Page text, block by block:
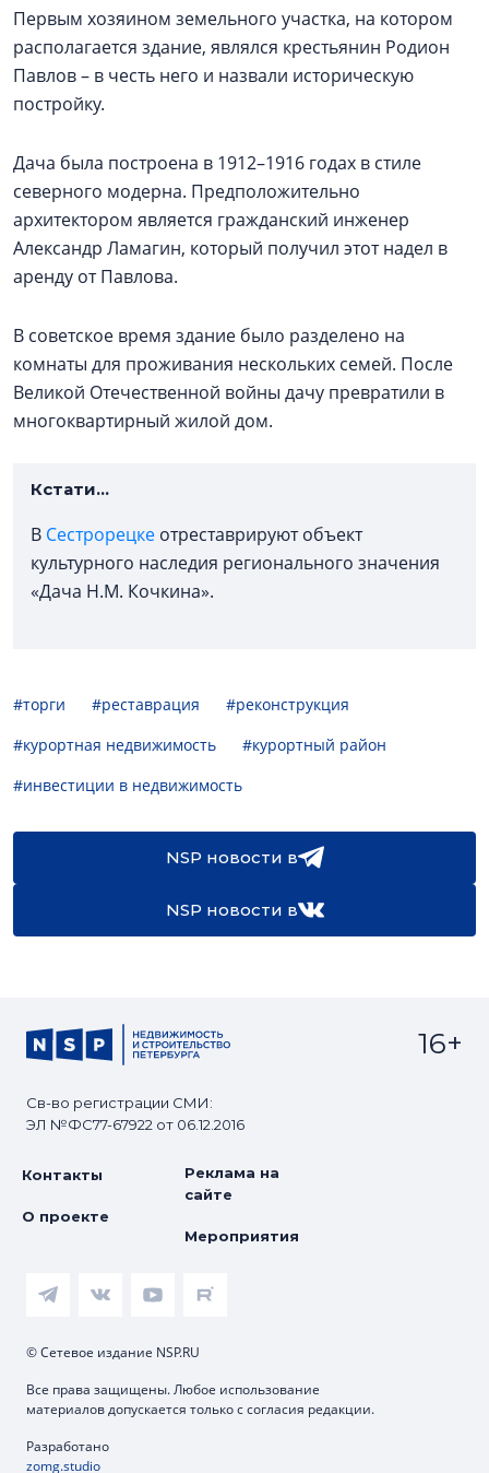
Первым хозяином земельного участка, на котором
располагается здание, являлся крестьянин Родион
Павлов – в честь него и назвали историческую
постройку.
Дача была построена в 1912–1916 годах в стиле
северного модерна. Предположительно
архитектором является гражданский инженер
Александр Ламагин, который получил этот надел в
аренду от Павлова.
В советское время здание было разделено на
комнаты для проживания нескольких семей. После
Великой Отечественной войны дачу превратили в
многоквартирный жилой дом.
Кстати...
В Сестрорецке отреставрируют объект
культурного наследия регионального значения
«Дача Н.М. Кочкина».
#торги #реставрация
#реконструкция
#курортная недвижимость
#курортный район
#инвестиции в недвижимость
NSP новости в
NSP новости в
Св-во регистрации СМИ:
ЭЛ №ФС77-67922 от 06.12.2016
16+
Контакты
О проекте
Реклама на
сайте
Мероприятия
© Сетевое издание NSP.RU
Все права защищены. Любое использование
материалов допускается только с согласия редакции.
Разработано
zomg.studio